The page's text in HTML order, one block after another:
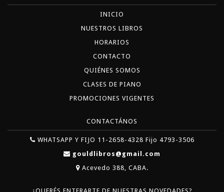
INICIO
NUESTROS LIBROS
HORARIOS
CONTACTO
QUIÉNES SOMOS
CLASES DE PIANO
PROMOCIONES VIGENTES
CONTACTÁNOS
WHATSAPP Y FIJO 11-2658-4328 Fijo 4793-3506
gouldlibros@gmail.com
Acevedo 388, CABA.